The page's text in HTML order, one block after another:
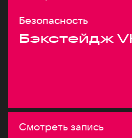
Безопасность
Бэкстейдж
Смотреть запись